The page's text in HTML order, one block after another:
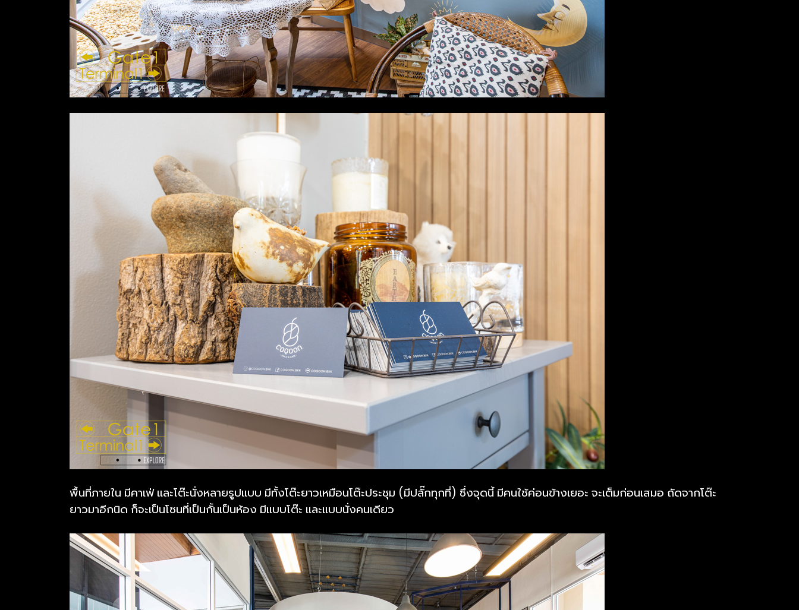
พื้นที่ภายใน มีคาเฟ่ และโต๊ะนั่งหลายรูปแบบ มีทั้งโต๊ะยาวเหมือนโต๊ะประชุม (มีปลั๊กทุกที่) ซึ่งจุดนี้ มีคนใช้ค่อนข้างเยอะ จะเต็มก่อนเสมอ ถัดจากโต๊ะ
ยาวมาอีกนิด ก็จะเป็นโซนที่เป็นกั้นเป็นห้อง มีแบบโต๊ะ และแบบนั่งคนเดียว